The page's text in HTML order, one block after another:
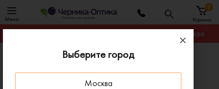
Выберите город
Москва
Меню Корзина
0
Гарантируем лучшую цену на любую оправу в Москве
Солнцезащитные очки
Солнцезащитные очки мужские пластиковые